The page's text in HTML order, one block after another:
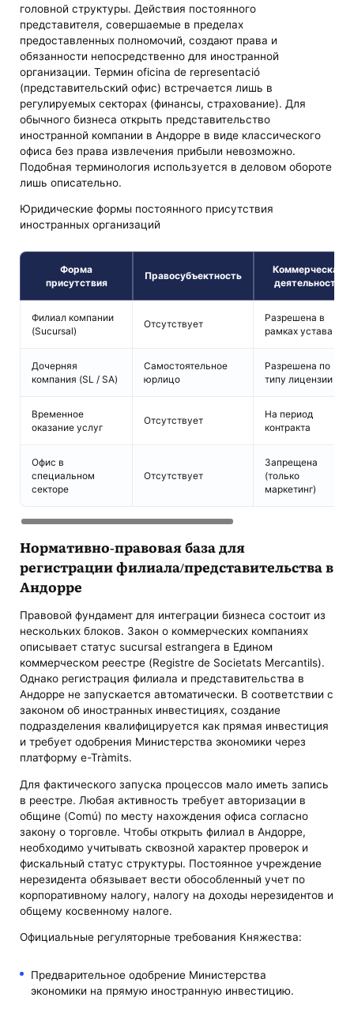
головной структуры. Действия постоянного
представителя, совершаемые в пределах
предоставленных полномочий, создают права и
обязанности непосредственно для иностранной
организации. Термин oficina de representació
(представительский офис) встречается лишь в
регулируемых секторах (финансы, страхование). Для
обычного бизнеса открыть представительство
иностранной компании в Андорре в виде классического
офиса без права извлечения прибыли невозможно.
Подобная терминология используется в деловом обороте
лишь описательно.
Юридические формы постоянного присутствия
иностранных организаций
Форма
присутствия
Правосубъектность
Коммерческая
деятельность
Филиал компании
(Sucursal)
Отсутствует
Разрешена в
рамках устава
Дочерняя
компания (SL / SA)
Самостоятельное
юрлицо
Разрешена по
типу лицензии
Временное
оказание услуг
Отсутствует
На период
контракта
Офис в
специальном
секторе
Отсутствует
Запрещена
(только
маркетинг)
Нормативно-правовая база для
регистрации филиала/представительства в
Андорре
Правовой фундамент для интеграции бизнеса состоит из
нескольких блоков. Закон о коммерческих компаниях
описывает статус sucursal estrangera в Едином
коммерческом реестре (Registre de Societats Mercantils).
Однако регистрация филиала и представительства в
Андорре не запускается автоматически. В соответствии с
законом об иностранных инвестициях, создание
подразделения квалифицируется как прямая инвестиция
и требует одобрения Министерства экономики через
платформу e-Tràmits.
Для фактического запуска процессов мало иметь запись
в реестре. Любая активность требует авторизации в
общине (Comú) по месту нахождения офиса согласно
закону о торговле. Чтобы открыть филиал в Андорре,
необходимо учитывать сквозной характер проверок и
фискальный статус структуры. Постоянное учреждение
нерезидента обязывает вести обособленный учет по
корпоративному налогу, налогу на доходы нерезидентов и
общему косвенному налоге.
Официальные регуляторные требования Княжества:
Предварительное одобрение Министерства
экономики на прямую иностранную инвестицию.